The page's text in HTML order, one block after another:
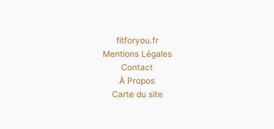
fitforyou.fr
Mentions Légales
Contact
À Propos
Carte du site